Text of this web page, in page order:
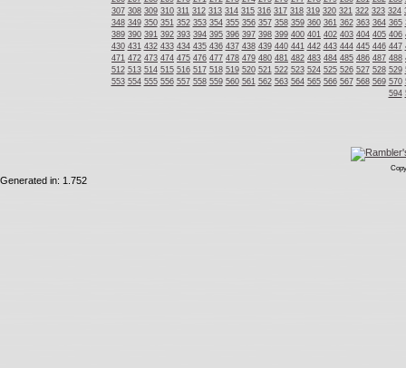
307 308 309 310 311 312 313 314 315 316 317 318 319 320 321 322 323 324
348 349 350 351 352 353 354 355 356 357 358 359 360 361 362 363 364 365
389 390 391 392 393 394 395 396 397 398 399 400 401 402 403 404 405 406
430 431 432 433 434 435 436 437 438 439 440 441 442 443 444 445 446 447
471 472 473 474 475 476 477 478 479 480 481 482 483 484 485 486 487 488
512 513 514 515 516 517 518 519 520 521 522 523 524 525 526 527 528 529
553 554 555 556 557 558 559 560 561 562 563 564 565 566 567 568 569 570
594
Generated in: 1.752